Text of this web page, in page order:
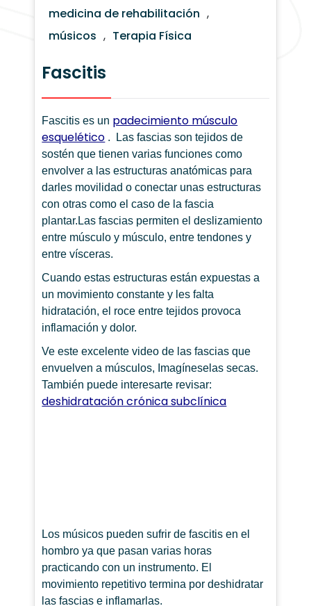
medicina de rehabilitación ,
músicos , Terapia Física
Fascitis
Fascitis es un padecimiento músculo
esquelético . Las fascias son tejidos de
sostén que tienen varias funciones como
envolver a las estructuras anatómicas para
darles movilidad o conectar unas estructuras
con otras como el caso de la fascia
plantar.Las fascias permiten el deslizamiento
entre músculo y músculo, entre tendones y
entre vísceras.
Cuando estas estructuras están expuestas a
un movimiento constante y les falta
hidratación, el roce entre tejidos provoca
inflamación y dolor.
Ve este excelente video de las fascias que
envuelven a músculos, Imagíneselas secas.
También puede interesarte revisar:
deshidratación crónica subclínica
Los músicos pueden sufrir de fascitis en el
hombro ya que pasan varias horas
practicando con un instrumento. El
movimiento repetitivo termina por deshidratar
las fascias e inflamarlas.